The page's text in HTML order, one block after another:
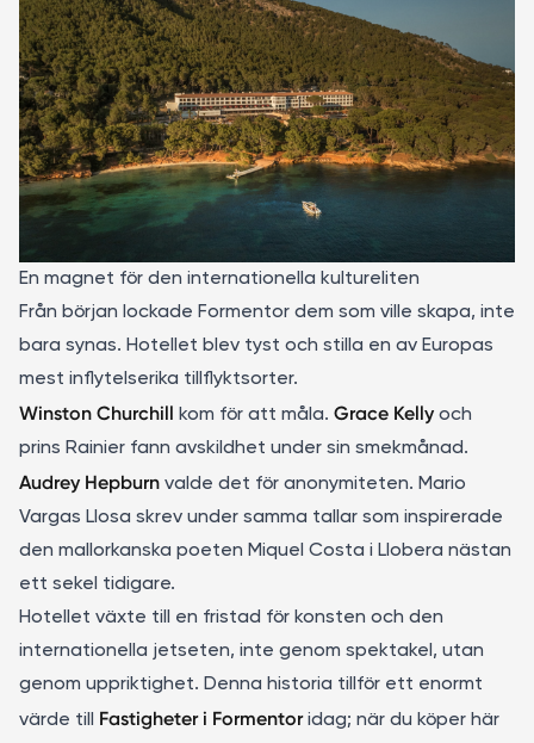
En magnet för den internationella kultureliten
Från början lockade Formentor dem som ville skapa, inte
bara synas. Hotellet blev tyst och stilla en av Europas
mest inflytelserika tillflyktsorter.
Winston Churchill kom för att måla. Grace Kelly och
prins Rainier fann avskildhet under sin smekmånad.
Audrey Hepburn valde det för anonymiteten. Mario
Vargas Llosa skrev under samma tallar som inspirerade
den mallorkanska poeten Miquel Costa i Llobera nästan
ett sekel tidigare.
Hotellet växte till en fristad för konsten och den
internationella jetseten, inte genom spektakel, utan
genom uppriktighet. Denna historia tillför ett enormt
värde till Fastigheter i Formentoridag; när du köper här